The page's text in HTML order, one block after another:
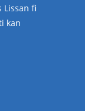
Lissan fi
kan